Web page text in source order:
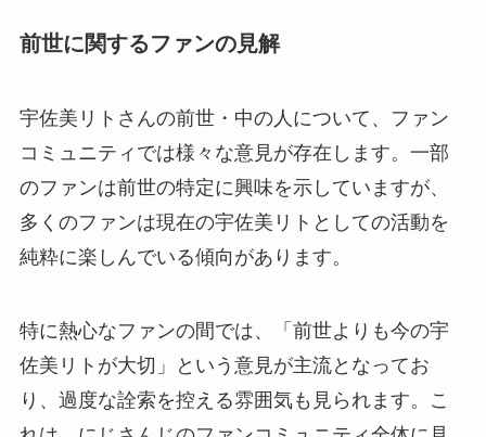
前世に関するファンの見解
宇佐美リトさんの前世・中の人について、ファン
コミュニティでは様々な意見が存在します。一部
のファンは前世の特定に興味を示していますが、
多くのファンは現在の宇佐美リトとしての活動を
純粋に楽しんでいる傾向があります。
特に熱心なファンの間では、「前世よりも今の宇
佐美リトが大切」という意見が主流となってお
り、過度な詮索を控える雰囲気も見られます。こ